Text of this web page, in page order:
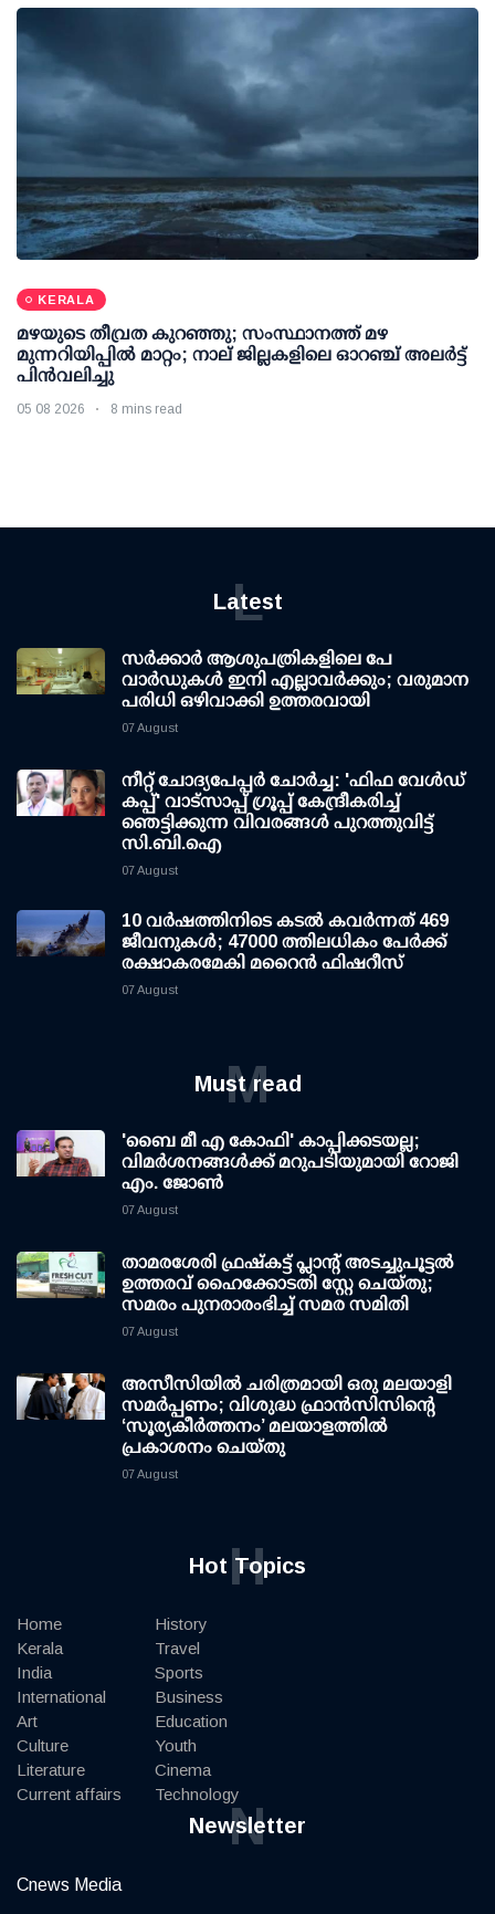
KERALA
മഴയുടെ തീവ്രത കുറഞ്ഞു; സംസ്ഥാനത്ത് മഴ
മുന്നറിയിപ്പിൽ മാറ്റം; നാല് ജില്ലകളിലെ ഓറഞ്ച് അലർട്ട്
പിൻവലിച്ചു
05 08 2026 8 mins read
Latest
L
സര്‍ക്കാര്‍ ആശുപത്രികളിലെ പേ
വാര്‍ഡുകള്‍ ഇനി എല്ലാവര്‍ക്കും; വരുമാന
പരിധി ഒഴിവാക്കി ഉത്തരവായി
07 August
നീറ്റ് ചോദ്യപേപ്പര്‍ ചോര്‍ച്ച: 'ഫിഫ വേള്‍ഡ്
കപ്പ്' വാട്സാപ്പ് ഗ്രൂപ്പ് കേന്ദ്രീകരിച്ച്
ഞെട്ടിക്കുന്ന വിവരങ്ങള്‍ പുറത്തുവിട്ട്
സി.ബി.ഐ
07 August
10 വര്‍ഷത്തിനിടെ കടല്‍ കവര്‍ന്നത് 469
ജീവനുകള്‍; 47000 ത്തിലധികം പേര്‍ക്ക്
രക്ഷാകരമേകി മറൈന്‍ ഫിഷറീസ്
07 August
Must read
M
'ബൈ മീ എ കോഫി' കാപ്പിക്കടയല്ല;
വിമര്‍ശനങ്ങള്‍ക്ക് മറുപടിയുമായി റോജി
എം. ജോണ്‍
07 August
താമരശേരി ഫ്രഷ്കട്ട് പ്ലാന്റ് അടച്ചുപൂട്ടൽ
ഉത്തരവ് ഹൈക്കോടതി സ്റ്റേ ചെയ്തു;
സമരം പുനരാരംഭിച്ച് സമര സമിതി
07 August
അസീസിയിൽ ചരിത്രമായി ഒരു മലയാളി
സമർപ്പണം; വിശുദ്ധ ഫ്രാൻസിസിന്റെ
‘സൂര്യകീർത്തനം’ മലയാളത്തിൽ
പ്രകാശനം ചെയ്തു
07 August
Hot Topics
H
Home
Kerala
India
International
Art
Culture
Literature
Current affairs
History
Travel
Sports
Business
Education
Youth
Cinema
Technology
Newsletter
N
Cnews Media